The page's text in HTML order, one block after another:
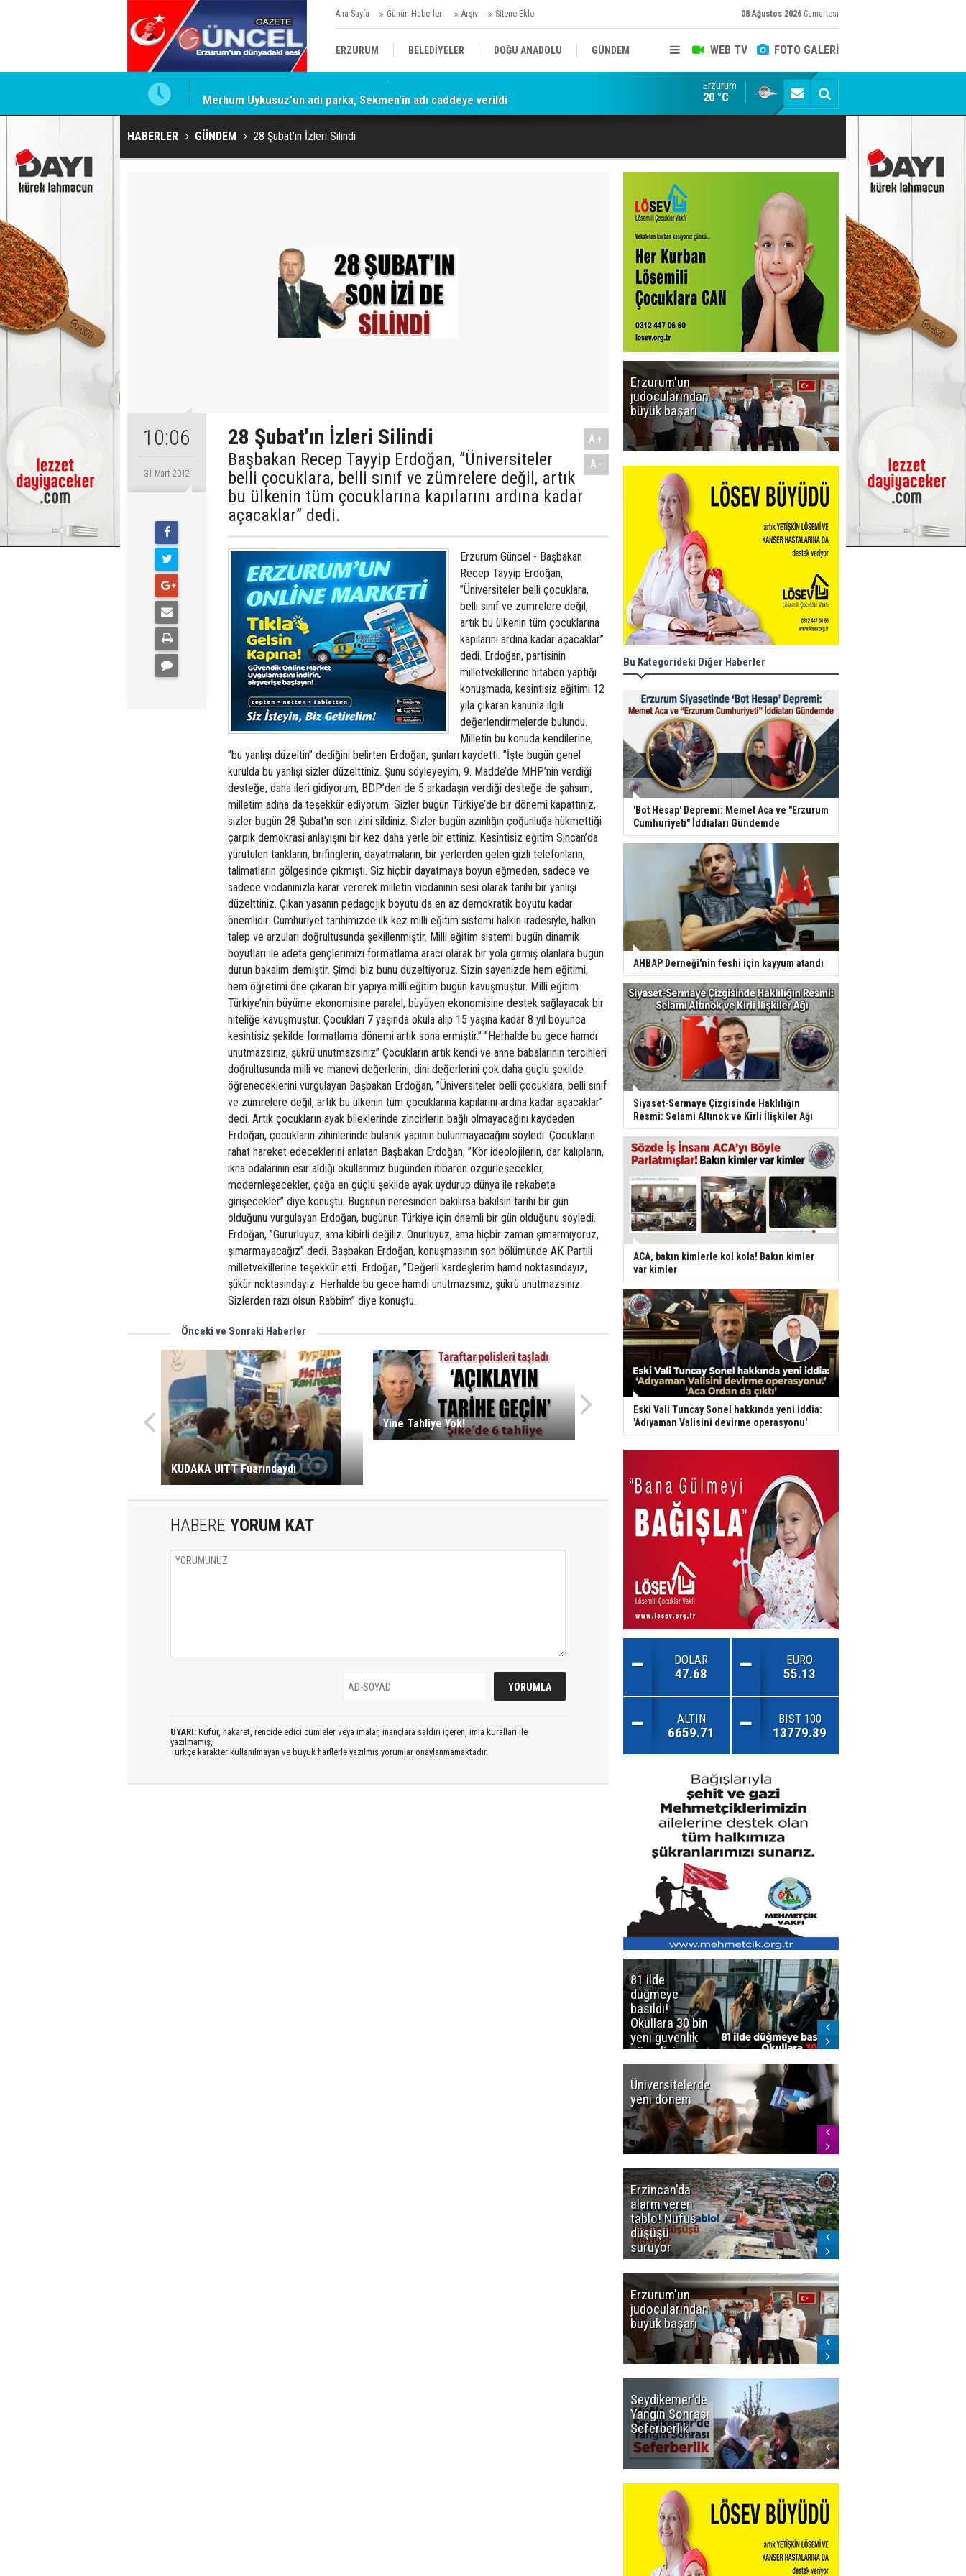
Ana Sayfa Günün Haberleri Arşiv Sitene Ekle 08 Ağustos 2026 Cumartesi
WEB TV FOTO GALERİ
ERZURUM BELEDİYELER DOĞU ANADOLU GÜNDEM
SİYASET AFAD/ SAVAŞ SPOR
KÜLTÜR/SANAT//MAĞAZİN
Merhum Uykusuz'un adı parka, Sekmen'in adı caddeye verildi Konuşanlar'a katıldı, söyledikleri başına iş açtı!
Erzurum
20 °C
HABERLER GÜNDEM 28 Şubat'ın İzleri Silindi
10:06
31 Mart 2012
28 Şubat'ın İzleri Silindi
Başbakan Recep Tayyip Erdoğan, ”Üniversiteler
belli çocuklara, belli sınıf ve zümrelere değil, artık
bu ülkenin tüm çocuklarına kapılarını ardına kadar
açacaklar” dedi.
A+
A-
Erzurum Güncel - Başbakan
Recep Tayyip Erdoğan,
”Üniversiteler belli çocuklara,
belli sınıf ve zümrelere değil,
artık bu ülkenin tüm çocuklarına
kapılarını ardına kadar açacaklar”
dedi. Erdoğan, partisinin
milletvekillerine hitaben yaptığı
konuşmada, kesintisiz eğitimi 12
yıla çıkaran kanunla ilgili
değerlendirmelerde bulundu.
Milletin bu konuda kendilerine,
”bu yanlışı düzeltin” dediğini belirten Erdoğan, şunları kaydetti: ”İşte bugün genel
kurulda bu yanlışı sizler düzelttiniz. Şunu söyleyeyim, 9. Madde’de MHP’nin verdiği
desteğe, daha ileri gidiyorum, BDP’den de 5 arkadaşın verdiği desteğe de şahsım,
milletim adına da teşekkür ediyorum. Sizler bugün Türkiye’de bir dönemi kapattınız,
sizler bugün 28 Şubat’ın son izini sildiniz. Sizler bugün azınlığın çoğunluğa hükmettiği
çarpık demokrasi anlayışını bir kez daha yerle bir ettiniz. Kesintisiz eğitim Sincan’da
yürütülen tankların, brifinglerin, dayatmaların, bir yerlerden gelen gizli telefonların,
talimatların gölgesinde çıkmıştı. Siz hiçbir dayatmaya boyun eğmeden, sadece ve
sadece vicdanınızla karar vererek milletin vicdanının sesi olarak tarihi bir yanlışı
düzelttiniz. Çıkan yasanın pedagojik boyutu da en az demokratik boyutu kadar
önemlidir. Cumhuriyet tarihimizde ilk kez milli eğitim sistemi halkın iradesiyle, halkın
talep ve arzuları doğrultusunda şekillenmiştir. Milli eğitim sistemi bugün dinamik
boyutları ile adeta gençlerimizi formatlama aracı olarak bir yola girmiş olanlara bugün
durun bakalım demiştir. Şimdi biz bunu düzeltiyoruz. Sizin sayenizde hem eğitimi,
hem öğretimi öne çıkaran bir yapıya milli eğitim bugün kavuşmuştur. Milli eğitim
Türkiye’nin büyüme ekonomisine paralel, büyüyen ekonomisine destek sağlayacak bir
niteliğe kavuşmuştur. Çocukları 7 yaşında okula alıp 15 yaşına kadar 8 yıl boyunca
kesintisiz şekilde formatlama dönemi artık sona ermiştir.” ”Herhalde bu gece hamdı
unutmazsınız, şükrü unutmazsınız” Çocukların artık kendi ve anne babalarının tercihleri
doğrultusunda milli ve manevi değerlerini, dini değerlerini çok daha güçlü şekilde
öğreneceklerini vurgulayan Başbakan Erdoğan, ”Üniversiteler belli çocuklara, belli sınıf
ve zümrelere değil, artık bu ülkenin tüm çocuklarına kapılarını ardına kadar açacaklar”
dedi. Artık çocukların ayak bileklerinde zincirlerin bağlı olmayacağını kaydeden
Erdoğan, çocukların zihinlerinde bulanık yapının bulunmayacağını söyledi. Çocukların
rahat hareket edeceklerini anlatan Başbakan Erdoğan, ”Kör ideolojilerin, dar kalıpların,
ikna odalarının esir aldığı okullarımız bugünden itibaren özgürleşecekler,
modernleşecekler, çağa en güçlü şekilde ayak uydurup dünya ile rekabete
girişecekler” diye konuştu. Bugünün neresinden bakılırsa bakılsın tarihi bir gün
olduğunu vurgulayan Erdoğan, bugünün Türkiye için önemli bir gün olduğunu söyledi.
Erdoğan, ”Gururluyuz, ama kibirli değiliz. Onurluyuz, ama hiçbir zaman şımarmıyoruz,
şımarmayacağız” dedi. Başbakan Erdoğan, konuşmasının son bölümünde AK Partili
milletvekillerine teşekkür etti. Erdoğan, ”Değerli kardeşlerim hamd noktasındayız,
şükür noktasındayız. Herhalde bu gece hamdı unutmazsınız, şükrü unutmazsınız.
Sizlerden razı olsun Rabbim” diye konuştu.
Önceki ve Sonraki Haberler
KUDAKA UITT Fuarındaydı
Yine Tahliye Yok!
HABERE YORUM KAT
UYARI: Küfür, hakaret, rencide edici cümleler veya imalar, inançlara saldırı içeren, imla kuralları ile
yazılmamış,
Türkçe karakter kullanılmayan ve büyük harflerle yazılmış yorumlar onaylanmamaktadır.
Erzurum'un
judocularından
büyük başarı
Bu Kategorideki Diğer Haberler
'Bot Hesap' Depremi: Memet Aca ve "Erzurum
Cumhuriyeti" İddiaları Gündemde
AHBAP Derneği'nin feshi için kayyum atandı
Siyaset-Sermaye Çizgisinde Haklılığın
Resmi: Selami Altınok ve Kirli İlişkiler Ağı
ACA, bakın kimlerle kol kola! Bakın kimler
var kimler
Eski Vali Tuncay Sonel hakkında yeni iddia:
'Adıyaman Valisini devirme operasyonu'
DOLAR
47.68
EURO
55.13
ALTIN
6659.71
BIST 100
13779.39
81 ilde
düğmeye
basıldı!
Okullara 30 bin
yeni güvenlik
görevlisi
Üniversitelerde
yeni dönem
Erzincan'da
alarm veren
tablo! Nüfus
düşüşü
sürüyor
Erzurum'un
judocularından
büyük başarı
Seydikemer'de
Yangın Sonrası
Seferberlik